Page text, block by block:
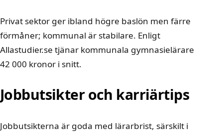
Privat sektor ger ibland högre baslön men färre
förmåner; kommunal är stabilare. Enligt
Allastudier.se tjänar kommunala gymnasielärare
42 000 kronor i snitt.
Jobbutsikter och karriärtips
Jobbutsikterna är goda med lärarbrist, särskilt i